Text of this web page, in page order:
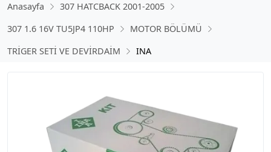
Anasayfa
307 HATCBACK 2001-2005
307 1.6 16V TU5JP4 110HP
MOTOR BÖLÜMÜ
TRİGER SETİ VE DEVİRDAİM
INA